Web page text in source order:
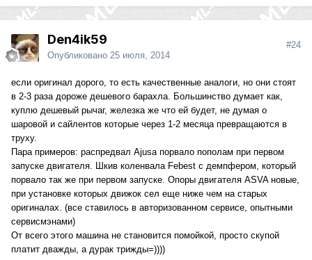
Den4ik59
Опубликовано 25 июля, 2014
#24
если оригинал дорого, то есть качественные аналоги, но они стоят
в 2-3 раза дороже дешевого барахла. Большинство думает как,
куплю дешевый рычаг, железка же что ей будет, не думая о
шаровой и сайлентов которые через 1-2 месяца превращаются в
труху.
Пара примеров: распредвал Ajusa порвало пополам при первом
запуске двигателя. Шкив коленвала Febest с демпфером, который
порвало так же при первом запуске. Опоры двигателя ASVA новые,
при установке которых движок сел еще ниже чем на старых
оригиналах. (все ставилось в авторизованном сервисе, опытными
сервисмэнами)
От всего этого машина не становится помойкой, просто скупой
платит дважды, а дурак трижды=))))